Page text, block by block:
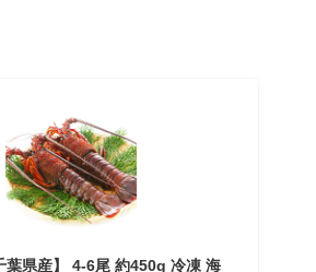
葉県産】 4-6尾 約450g 冷凍 海